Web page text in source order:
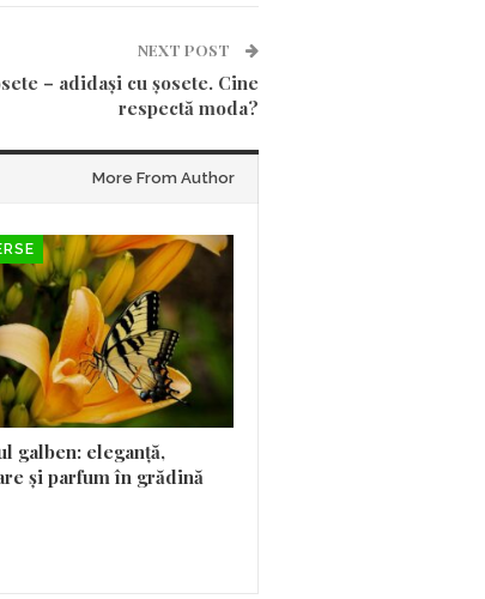
NEXT POST
– adidași cu șosete. Cine
respectă moda?
More From Author
galben: eleganță,
și parfum în grădină